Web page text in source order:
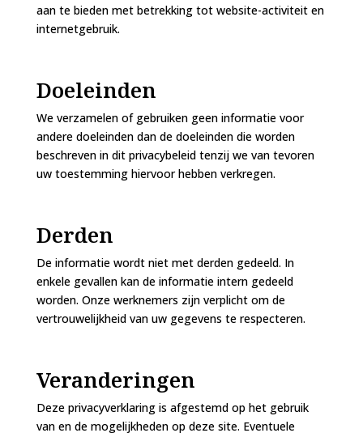
aan te bieden met betrekking tot website-activiteit en
internetgebruik.
Doeleinden
We verzamelen of gebruiken geen informatie voor
andere doeleinden dan de doeleinden die worden
beschreven in dit privacybeleid tenzij we van tevoren
uw toestemming hiervoor hebben verkregen.
Derden
De informatie wordt niet met derden gedeeld. In
enkele gevallen kan de informatie intern gedeeld
worden. Onze werknemers zijn verplicht om de
vertrouwelijkheid van uw gegevens te respecteren.
Veranderingen
Deze privacyverklaring is afgestemd op het gebruik
van en de mogelijkheden op deze site. Eventuele